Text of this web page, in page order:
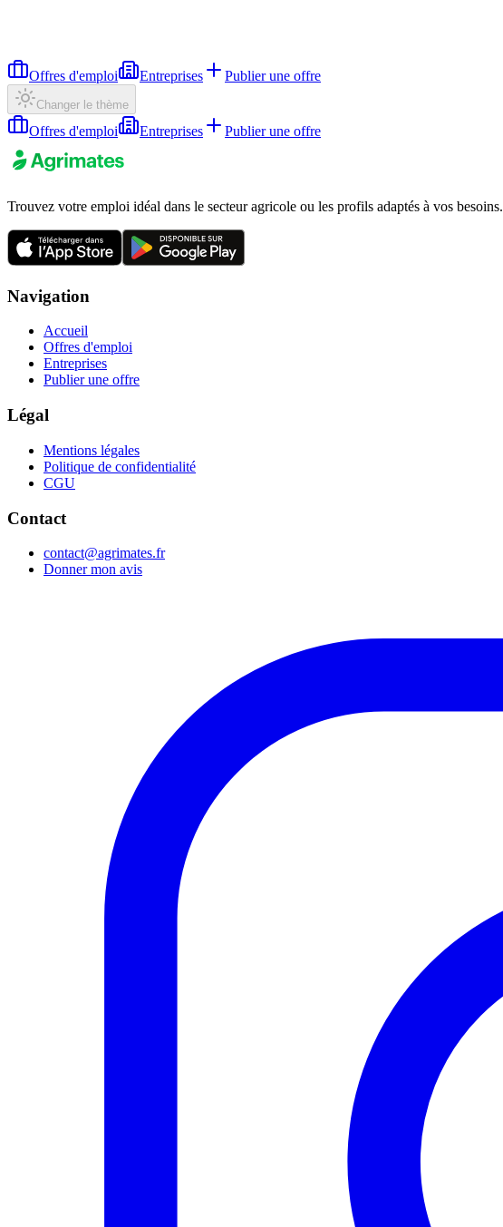
Offres d'emploi Entreprises Publier une offre
Changer le thème
Offres d'emploi Entreprises Publier une offre
Trouvez votre emploi idéal dans le secteur agricole ou les profils adaptés à vos besoins.
Navigation
Accueil
Offres d'emploi
Entreprises
Publier une offre
Légal
Mentions légales
Politique de confidentialité
CGU
Contact
contact@agrimates.fr
Donner mon avis